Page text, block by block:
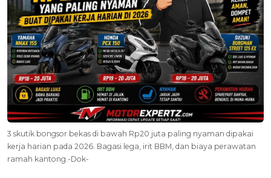
3 skutik bongsor bekas di bawah Rp20 juta paling nyaman dipakai
kerja harian pada 2026. Bagasi lega, irit BBM, dan biaya perawatan
ramah kantong.-Dok-